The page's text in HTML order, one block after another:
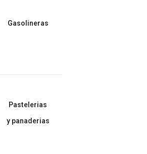
Gasolineras
Pastelerias
y panaderias